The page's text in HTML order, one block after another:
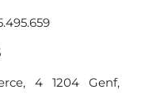
4 1204 Genf,